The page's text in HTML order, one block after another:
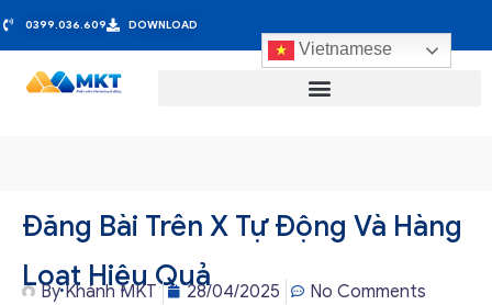
0399.036.609 DOWNLOAD
Vietnamese
Đăng Bài Trên X Tự Động Và Hàng
Loạt Hiệu Quả
ByKhánh MKT 28/04/2025 No Comments